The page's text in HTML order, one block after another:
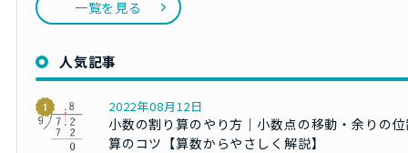
一覧を見る
人気記事
2022年08月12日
小数の割り算のやり方｜小数点の移動・余りの
算のコツ【算数からやさしく解説】